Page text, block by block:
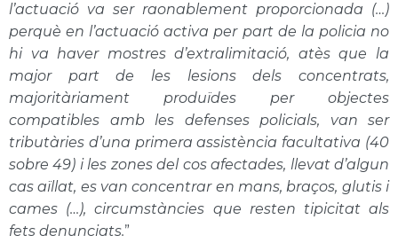
l’actuació va ser raonablement proporcionada (…)
perquè en l’actuació activa per part de la policia no
hi va haver mostres d’extralimitació, atès que la
major part de les lesions dels concentrats,
majoritàriament produïdes per objectes
compatibles amb les defenses policials, van ser
tributàries d’una primera assistència facultativa (40
sobre 49) i les zones del cos afectades, llevat d’algun
cas aïllat, es van concentrar en mans, braços, glutis i
cames (…), circumstàncies que resten tipicitat als
fets denunciats.”